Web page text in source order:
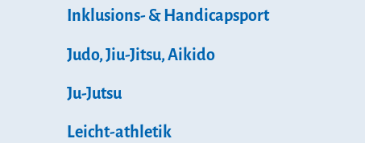
Inklusions- & Handicapsport
Judo, Jiu-Jitsu, Aikido
Ju-Jutsu
Leicht-athletik